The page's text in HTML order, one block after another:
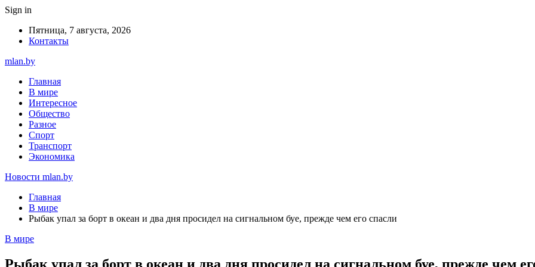
Sign in
Пятница, 7 августа, 2026
Контакты
mlan.by
Главная
В мире
Интересное
Общество
Разное
Спорт
Транспорт
Экономика
Новости mlan.by
Главная
В мире
Рыбак упал за борт в океан и два дня просидел на сигнальном буе, прежде чем его спасли
В мире